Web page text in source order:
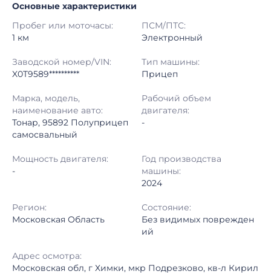
Начало торгов: 06.08.2026, 19:18 МСК
Конец торгов: 17.08.2026, 18:08 МСК
Тип аукциона: Открытые торги
Шаг торгов: 50 000 ₽
Кол-во ставок:
Регион: Московская Область
Основные характеристики
Пробег или моточасы:
1 км
ПСМ/ПТС:
Электронный
Заводской номер/VIN:
X0T9589**********
Тип машины:
Прицеп
Марка, модель,
наименование авто:
Тонар, 95892 Полуприцеп
самосвальный
Рабочий объем
двигателя:
-
Мощность двигателя:
-
Год производства
машины:
2024
Регион:
Московская Область
Состояние:
Без видимых поврежден
ий
Адрес осмотра:
Московская обл, г Химки, мкр Подрезково, кв-л Кирил